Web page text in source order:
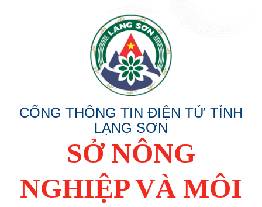
CỔNG THÔNG TIN ĐIỆN TỬ TỈNH
LẠNG SƠN
SỞ NÔNG
NGHIỆP VÀ MÔI